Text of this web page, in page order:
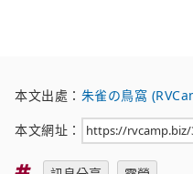
本文出處： 朱雀の鳥窩
本文網址：
標